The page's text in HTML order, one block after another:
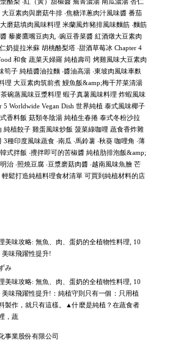
豆素肉與磨菇牛排 ‧焦糖洋蔥肉汁風味醬 番茄
磨菇填肉風味料理 米蘭風炸豬排風味麵筋 ‧麵筋
藜麥鷹嘴豆肉丸 ‧豌豆香菜醬 紅酒燉大豆素肉
奶提拉米蘇 胡桃酪梨塔 ‧甜酒草莓冰 Chapter 4
和食 蔬菜天婦羅 純植壽司 烤雞風味大豆素肉
筍子 純植醬油拉麵 ‧醬油高湯 ‧東坡肉風味車麩
理 大豆素肉筑前煮 鰻魚飯&amp;梅干芹菜清湯
碗蒸風味豆漿料理 蝦子真薯風味料理 炸蝦風味
5 Worldwide Vegan Dish 世界純植 泰式風味椰子
香料飯 菇類冬陰湯 純植生春捲 泰式冬粉沙拉
純植餃子 雞蛋風味炒飯 菠菜綠咖哩 蔬食香炸雜
3種印度風味蔬食 ‧南瓜 ‧馬鈴薯 ‧秋葵 咖哩角 ‧薄
式拌飯 ‧攪拌即可的苦椒醬 純植肋排泡飯&amp;
治 ‧照燒豆腐 ‧豆漿磨菇肉醬 ‧越南風味魚膾 芒
鬆打造純植料理食材清單 可買到純植材料的店
美味攻略: 無魚、肉、蛋奶的全植物性料理, 10
美味飛躍性提升!
み
美味攻略: 無魚、肉、蛋奶的全植物性料理, 10
美味飛躍性提升!：純植守則只有一個：只用植
製作，就只有這樣。▲什麼是純植？在蔬食者
，蔬
事業股份有限公司